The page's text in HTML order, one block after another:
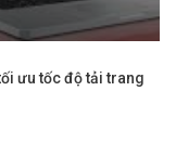
ưu tốc độ tải trang